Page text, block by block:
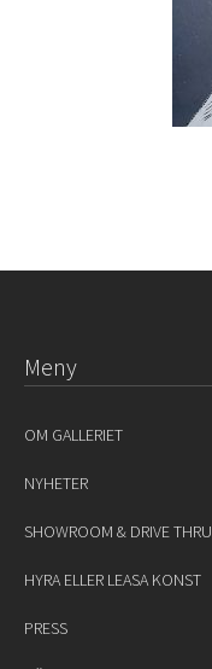
Meny
OM GALLERIET
NYHETER
SHOWROOM & DRIVE THRU
HYRA ELLER LEASA KONST
PRESS